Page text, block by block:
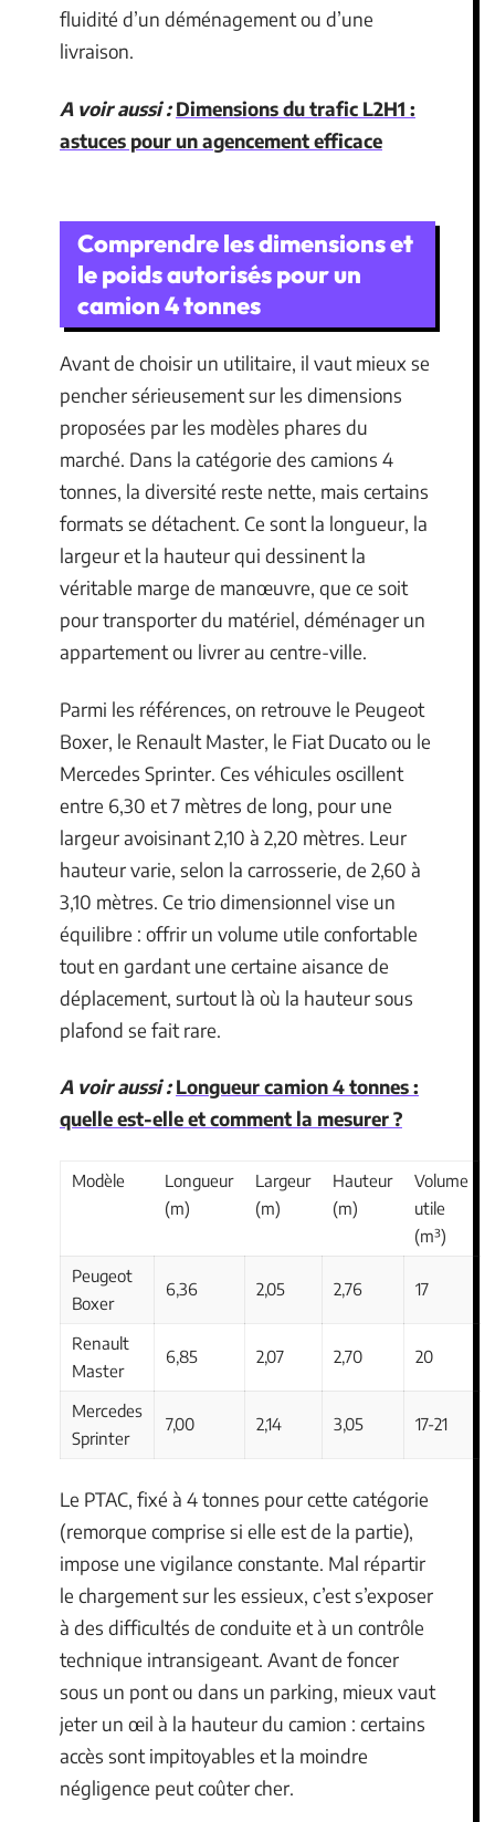
fluidité d’un déménagement ou d’une
livraison.
A voir aussi : Dimensions du trafic L2H1 :
astuces pour un agencement efficace
Comprendre les dimensions et
le poids autorisés pour un
camion 4 tonnes
Avant de choisir un utilitaire, il vaut mieux se
pencher sérieusement sur les dimensions
proposées par les modèles phares du
marché. Dans la catégorie des camions 4
tonnes, la diversité reste nette, mais certains
formats se détachent. Ce sont la longueur, la
largeur et la hauteur qui dessinent la
véritable marge de manœuvre, que ce soit
pour transporter du matériel, déménager un
appartement ou livrer au centre-ville.
Parmi les références, on retrouve le Peugeot
Boxer, le Renault Master, le Fiat Ducato ou le
Mercedes Sprinter. Ces véhicules oscillent
entre 6,30 et 7 mètres de long, pour une
largeur avoisinant 2,10 à 2,20 mètres. Leur
hauteur varie, selon la carrosserie, de 2,60 à
3,10 mètres. Ce trio dimensionnel vise un
équilibre : offrir un volume utile confortable
tout en gardant une certaine aisance de
déplacement, surtout là où la hauteur sous
plafond se fait rare.
A voir aussi : Longueur camion 4 tonnes :
quelle est-elle et comment la mesurer ?
Modèle
Longueur
(m)
Largeur
(m)
Hauteur
(m)
Volume
utile
(m³)
Peugeot
Boxer
6,36 2,05 2,76 17
Renault
Master
6,85 2,07 2,70 20
Mercedes
Sprinter
7,00 2,14 3,05 17-21
Le PTAC, fixé à 4 tonnes pour cette catégorie
(remorque comprise si elle est de la partie),
impose une vigilance constante. Mal répartir
le chargement sur les essieux, c’est s’exposer
à des difficultés de conduite et à un contrôle
technique intransigeant. Avant de foncer
sous un pont ou dans un parking, mieux vaut
jeter un œil à la hauteur du camion : certains
accès sont impitoyables et la moindre
négligence peut coûter cher.